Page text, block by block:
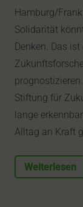
Hamburg/
Solidarität
Denken. Das
Stiftung für
lange
Alltag an Kraft
Weiterlesen